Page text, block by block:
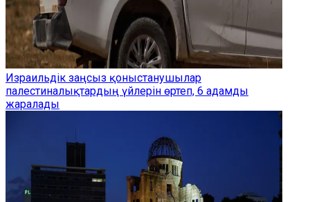
Израильдік заңсыз қоныстанушылар
палестиналықтардың үйлерін өртеп, 6 адамды
жаралады